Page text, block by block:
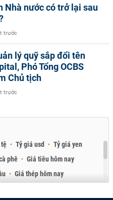
Nhà nước có trở lại sau
trước
lý quỹ sắp đổi tên
Phó Tổng OCBS
Chủ tịch
trước
Tỷ giá usd
Tỷ giá yen
phê
Giá tiêu hôm nay
Giá thép hôm nay